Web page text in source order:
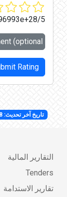
5
(optional)
Rating
تاريخ آخر تحديث: 08 May 2024
التقارير المالية
Tenders
تقارير الاستدامة